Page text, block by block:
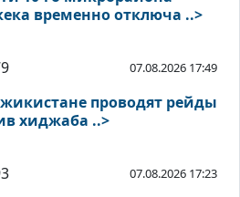
временно отключа ..>
07.08.2026 17:49
проводят рейды
хиджаба ..>
07.08.2026 17:23